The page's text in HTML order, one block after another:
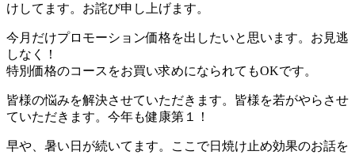
けしてます。お詫び申し上げます。
今月だけプロモーション価格を出したいと思います。お見逃
しなく！
特別価格のコースをお買い求めになられてもOKです。
皆様の悩みを解決させていただきます。皆様を若がやらさせ
ていただきます。今年も健康第１！
早や、暑い日が続いてます。ここで日焼け止め効果のお話を